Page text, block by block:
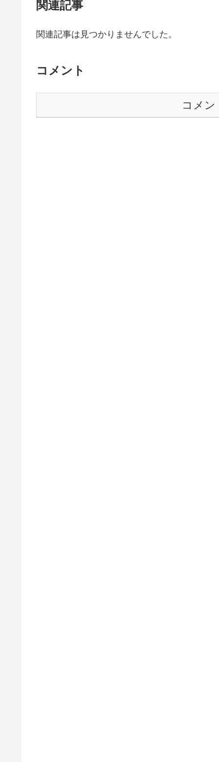
関連記事
関連記事は見つかりませんでした。
コメント
コメン